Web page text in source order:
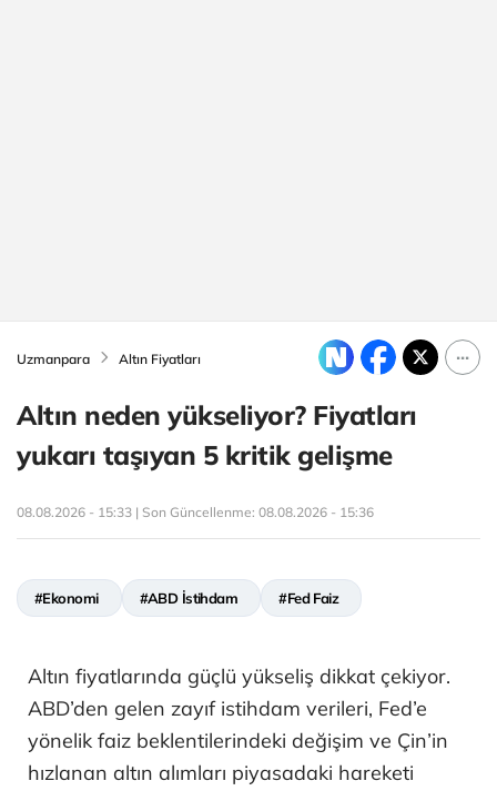
Uzmanpara Altın Fiyatları
Altın neden yükseliyor? Fiyatları
yukarı taşıyan 5 kritik gelişme
08.08.2026 - 15:33 | Son Güncellenme: 08.08.2026 - 15:36
#Ekonomi #ABD İstihdam #Fed Faiz
Altın fiyatlarında güçlü yükseliş dikkat çekiyor.
ABD’den gelen zayıf istihdam verileri, Fed’e
yönelik faiz beklentilerindeki değişim ve Çin’in
hızlanan altın alımları piyasadaki hareketi